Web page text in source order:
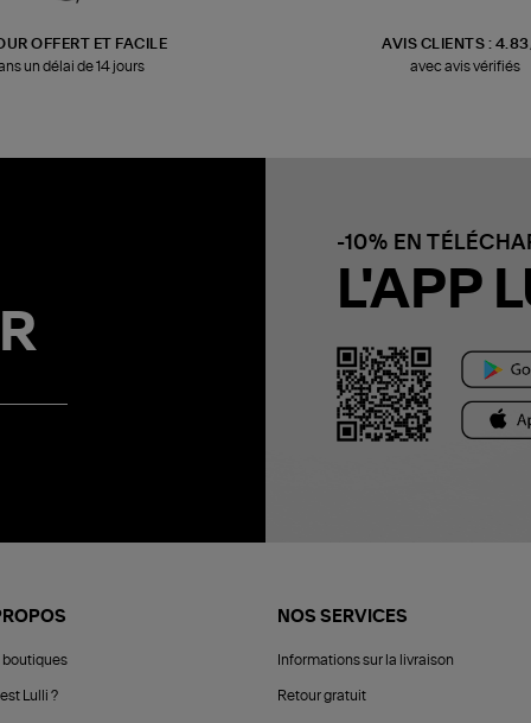
OFFERT ET FACILE
un délai de 14 jours
AVIS CLIENTS :
avec avis vérifiés
-10% EN
L'APP
boutiques
Lulli ?
NOS SERVICES
Informations sur la livraison
Retour gratuit